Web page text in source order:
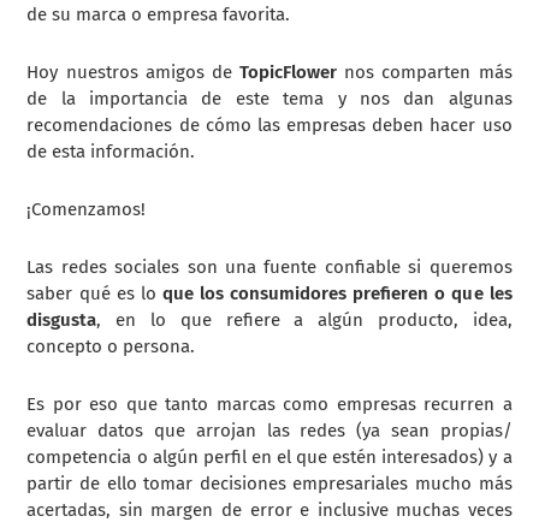
de su marca o empresa favorita.
Hoy nuestros amigos deTopicFlower nos comparten más
de la importancia de este tema y nos dan algunas
recomendaciones de cómo las empresas deben hacer uso
de esta información.
¡Comenzamos!
Las redes sociales son una fuente confiable si queremos
saber qué es lo que los consumidores prefieren o que les
disgusta, en lo que refiere a algún producto, idea,
concepto o persona.
Es por eso que tanto marcas como empresas recurren a
evaluar datos que arrojan las redes (ya sean propias/
competencia o algún perfil en el que estén interesados) y a
partir de ello tomar decisiones empresariales mucho más
acertadas, sin margen de error e inclusive muchas veces